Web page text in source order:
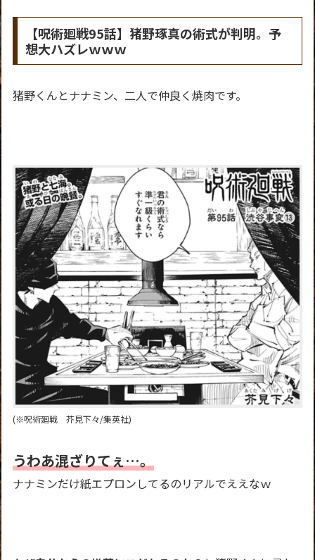
【呪術廻戦95話】猪野琢真の術式が判明。予
想大ハズレｗｗｗ
猪野くんとナナミン、二人で仲良く焼肉です。
(※呪術廻戦 芥見下々/集英社)
うわあ混ざりてぇ…。
ナナミンだけ紙エプロンしてるのリアルでええなｗ